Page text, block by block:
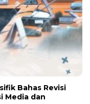
Bahas Revisi
Media dan